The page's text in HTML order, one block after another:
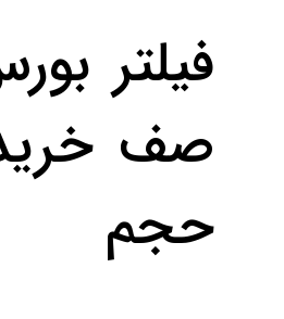
فیلتر
صف
حجم